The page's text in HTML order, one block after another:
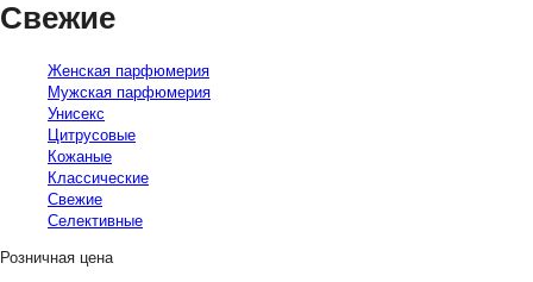
Свежие
Женская парфюмерия
Мужская парфюмерия
Унисекс
Цитрусовые
Кожаные
Классические
Свежие
Селективные
Розничная цена